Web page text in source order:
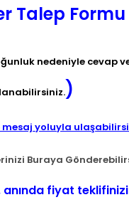
Talep Formu
nedeniyle cevap
)
yoluyla
Buraya
fiyat teklifinizi